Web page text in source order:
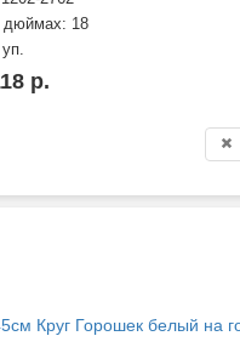
дюймах: 18
уп.
р.